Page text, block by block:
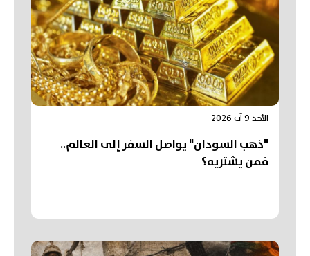
الأحد 9 آب 2026
"ذهب السودان" يواصل السفر إلى العالم..
فمن يشتريه؟